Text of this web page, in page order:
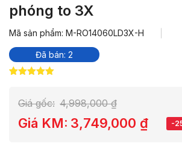
phóng to 3X
Mã sản phẩm: M-RO14060LD3X-H
Đã bán: 2
đánh giá
Giá gốc: 4,998,000₫
Giá KM: 3,749,000 ₫ -